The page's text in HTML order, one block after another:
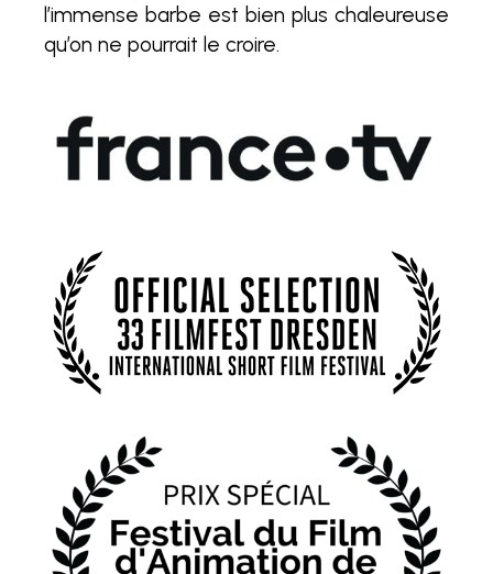
l’immense barbe est bien plus chaleureuse
qu’on ne pourrait le croire.